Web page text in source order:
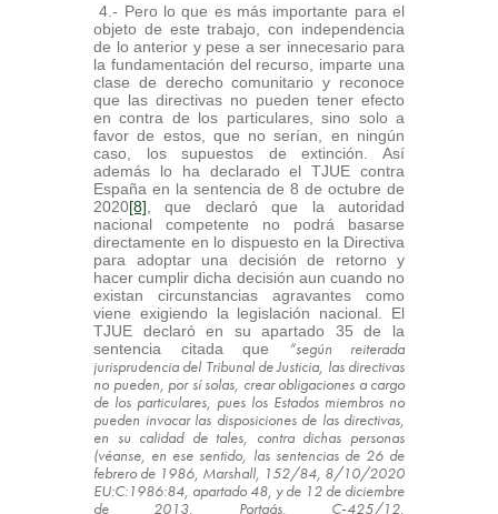
4.- Pero lo que es más importante para el
objeto de este trabajo, con independencia
de lo anterior y pese a ser innecesario para
la fundamentación del recurso, imparte una
clase de derecho comunitario y reconoce
que las directivas no pueden tener efecto
en contra de los particulares, sino solo a
favor de estos, que no serían, en ningún
caso, los supuestos de extinción. Así
además lo ha declarado el TJUE contra
España en la sentencia de 8 de octubre de
2020[8] , que declaró que la autoridad
nacional competente no podrá basarse
directamente en lo dispuesto en la Directiva
para adoptar una decisión de retorno y
hacer cumplir dicha decisión aun cuando no
existan circunstancias agravantes como
viene exigiendo la legislación nacional. El
TJUE declaró en su apartado 35 de la
sentencia citada que “según reiterada
jurisprudencia del Tribunal de Justicia, las directivas
no pueden, por sí solas, crear obligaciones a cargo
de los particulares, pues los Estados miembros no
pueden invocar las disposiciones de las directivas,
en su calidad de tales, contra dichas personas
(véanse, en ese sentido, las sentencias de 26 de
febrero de 1986, Marshall, 152/84, 8/10/2020
EU:C:1986:84, apartado 48, y de 12 de diciembre
de 2013, Portgás, C‑425/12,